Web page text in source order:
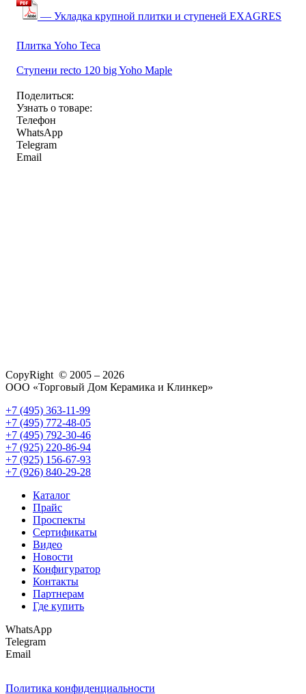
— Укладка крупной плитки и ступеней EXAGRES
Плитка Yoho Teca
Ступени recto 120 big Yoho Maple
Поделиться:
Узнать о товаре:
Телефон
WhatsApp
Telegram
Email
CopyRight © 2005 – 2026
ООО «Торговый Дом Керамика и Клинкер»
+7 (495) 363-11-99
+7 (495) 772-48-05
+7 (495) 792-30-46
+7 (925) 220-86-94
+7 (925) 156-67-93
+7 (926) 840-29-28
Каталог
Прайс
Проспекты
Сертификаты
Видео
Новости
Конфигуратор
Контакты
Партнерам
Где купить
WhatsApp
Telegram
Email
Политика конфиденциальности